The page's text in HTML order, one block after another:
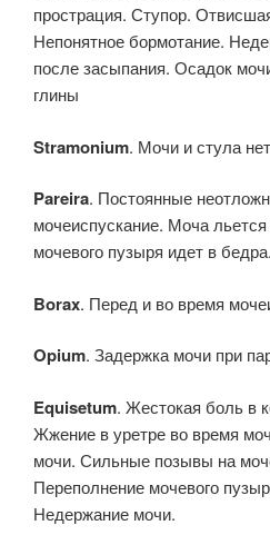
прострация. Ступор.
Непонятное бормотание.
после засыпания. Осадок
глины
Stramonium. Мочи и стула
Pareira. Постоянные
мочеиспускание. Моча
мочевого пузыря идет в бедра.
Borax. Перед и во время
Opium. Задержка мочи при
Equisetum. Жестокая боль в
Жжение в уретре во время
мочи. Сильные позывы на
Переполнение мочевого
Недержание мочи.